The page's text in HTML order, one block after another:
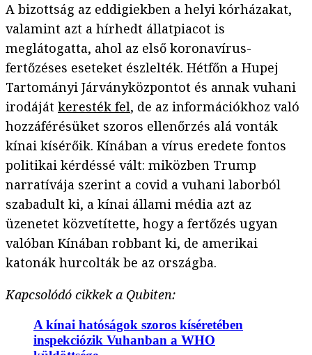
A bizottság az eddigiekben a helyi kórházakat,
valamint azt a hírhedt állatpiacot is
meglátogatta, ahol az első koronavírus-
fertőzéses eseteket észlelték. Hétfőn a Hupej
Tartományi Járványközpontot és annak vuhani
irodáját keresték fel, de az információkhoz való
hozzáférésüket szoros ellenőrzés alá vonták
kínai kísérőik. Kínában a vírus eredete fontos
politikai kérdéssé vált: miközben Trump
narratívája szerint a covid a vuhani laborból
szabadult ki, a kínai állami média azt az
üzenetet közvetítette, hogy a fertőzés ugyan
valóban Kínában robbant ki, de amerikai
katonák hurcolták be az országba.
Kapcsolódó cikkek a Qubiten:
A kínai hatóságok szoros kíséretében
inspekciózik Vuhanban a WHO